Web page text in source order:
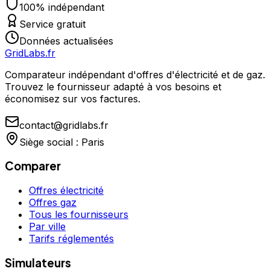
100% indépendant
Service gratuit
Données actualisées
GridLabs.fr
Comparateur indépendant d'offres d'électricité et de gaz.
Trouvez le fournisseur adapté à vos besoins et
économisez sur vos factures.
contact@gridlabs.fr
Siège social : Paris
Comparer
Offres électricité
Offres gaz
Tous les fournisseurs
Par ville
Tarifs réglementés
Simulateurs